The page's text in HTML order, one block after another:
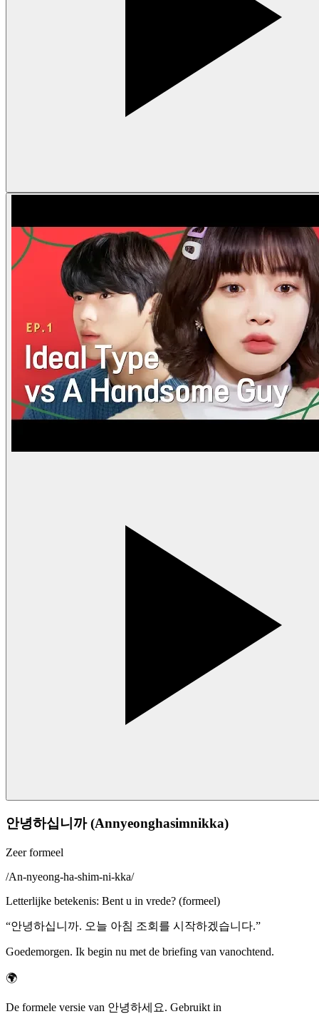
안녕하십니까 (Annyeonghasimnikka)
Zeer formeel
/An-nyeong-ha-shim-ni-kka/
Letterlijke betekenis: Bent u in vrede? (formeel)
“안녕하십니까. 오늘 아침 조회를 시작하겠습니다.”
Goedemorgen. Ik begin nu met de briefing van vanochtend.
🌍
De formele versie van 안녕하세요. Gebruikt in